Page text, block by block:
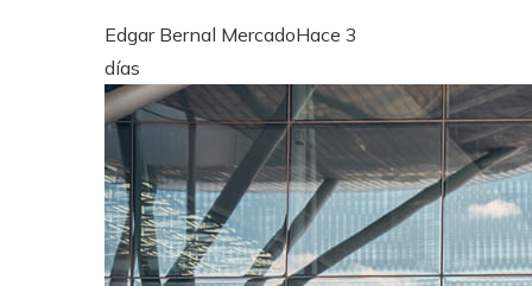
Edgar Bernal MercadoHace 3
días